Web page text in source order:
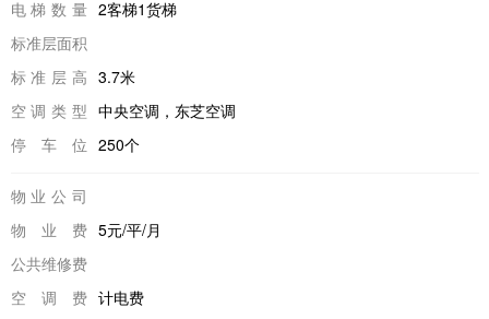
电梯数量 2客梯1货梯
标准层面积
标准层高 3.7米
空调类型 中央空调，东芝空调
停车位 250个
物业公司
物业费 5元/平/月
公共维修费
空调费 计电费